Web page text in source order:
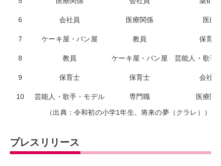
6 会社員 医療関係 医師
7 ケーキ屋・パン屋 教員 保育士
8 教員 ケーキ屋・パン屋 芸能人・歌手
9 保育士 保育士 会社員
10 芸能人・歌手・モデル 専門職
医療関
（出典：令和初の小学1年生、将来の夢（クラレ））
プレスリリース